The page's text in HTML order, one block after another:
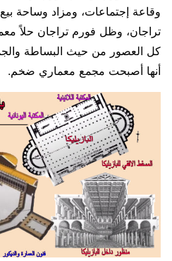
وقاعة إجتماعات، ومزاد وساحة
تراجان، وظل فورم تراجان حلاً
كل العصور من حيث البساطة
أنها أصبحت مجمع معماري ضخم.